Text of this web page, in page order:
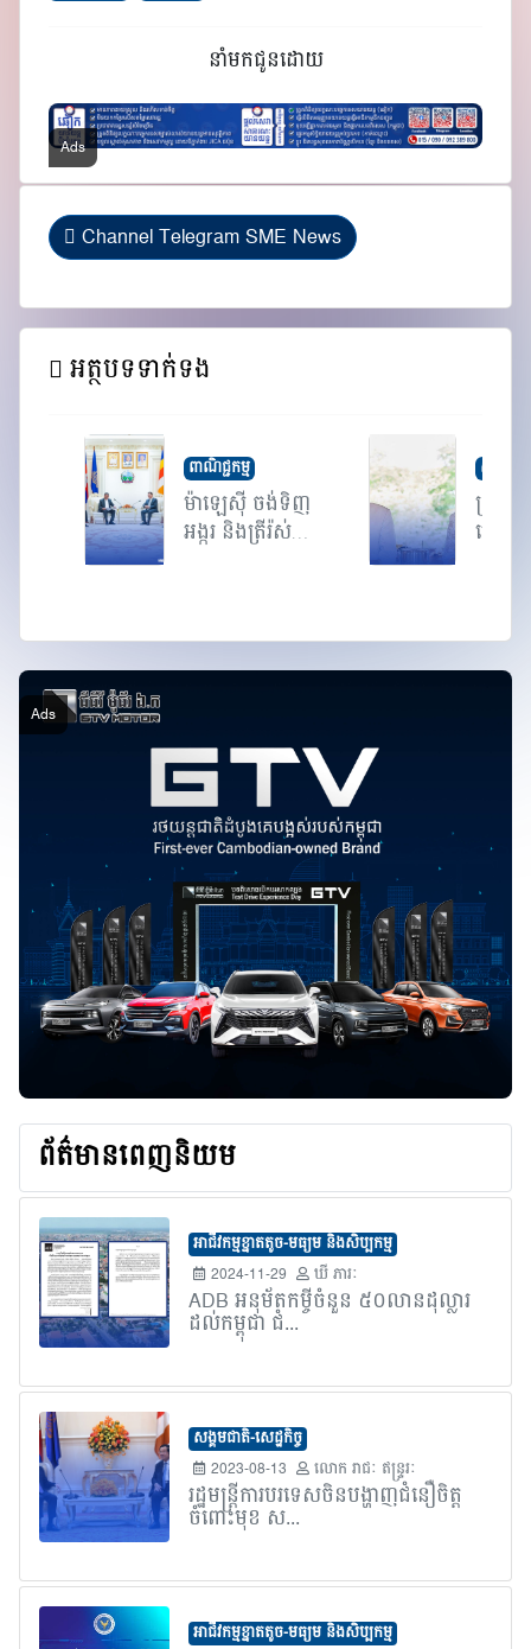
នាំមកជូនដោយ
Channel Telegram SME News
អត្ថបទទាក់ទង
ពាណិជ្ជកម្ម
ម៉ាឡេស៊ី ចង់ទិញ
អង្ករ និងត្រីរ៉ស់
សង្គមជា
ព្រះម
ម្តេចម៉
ព័ត៌មានពេញនិយម
អាជីវកម្មខ្នាតតូច-មធ្យម និងសិប្បកម្ម
2024-11-29
ឃី ភារៈ
ADB អនុម័តកម្ចីចំនួន ៥០លានដុល្លារ
ដល់កម្ពុជា ជំ...
សង្គមជាតិ-សេដ្ឋកិច្ច
2023-08-13
លោក​ រាជៈ ឥន្រ្ទរៈ
រដ្ឋមន្រ្តីការបរទេសចិនបង្ហាញជំនឿចិត្ត
ចំពោះមុខ ស...
អាជីវកម្មខ្នាតតូច-មធ្យម និងសិប្បកម្ម